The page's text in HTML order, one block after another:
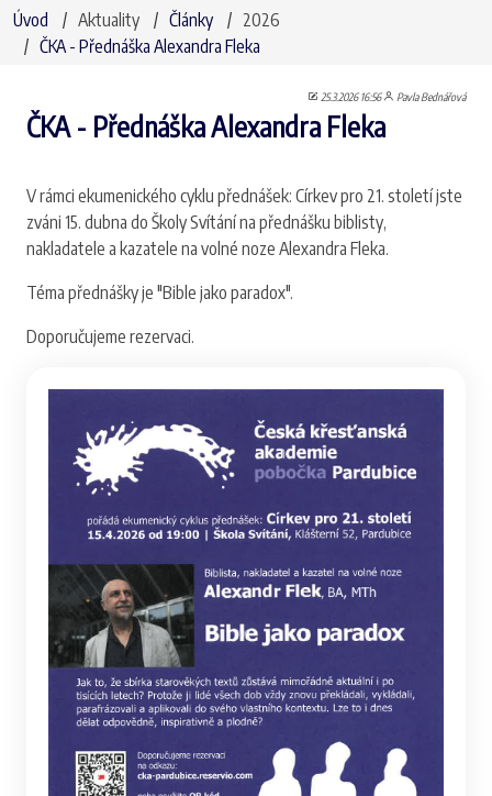
Úvod Aktuality Články
2026
ČKA - Přednáška Alexandra Fleka
25.3.2026 16:56 Pavla Bednářová
ČKA - Přednáška Alexandra Fleka
V rámci ekumenického cyklu přednášek: Církev pro 21. století jste
zváni 15. dubna do Školy Svítání na přednášku biblisty,
nakladatele a kazatele na volné noze Alexandra Fleka.
Téma přednášky je "Bible jako paradox".
Doporučujeme rezervaci.